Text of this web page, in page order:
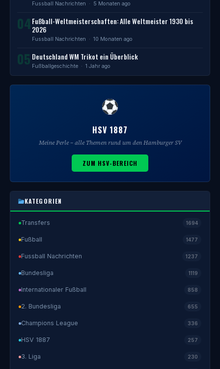
Fussball Nachrichten · 5 Monaten ago
04 Fußball-Weltmeisterschaften: Alle Weltmeister 1930 bis
2026
Fussball Nachrichten · 10 Monaten ago
05 Deutschland WM Trikot ein Überblick
Fußballgeschichte · 1 Jahr ago
HSV 1887
Meine Perle – alle Themen rund um den Hamburger SV
ZUM HSV-BEREICH
KATEGORIEN
Transfers 1694
Fußball 1477
Fussball Nachrichten 1237
Bundesliga 1119
Internationaler Fußball 858
2. Bundesliga 655
Champions League 336
HSV 1887 257
3. Liga 230